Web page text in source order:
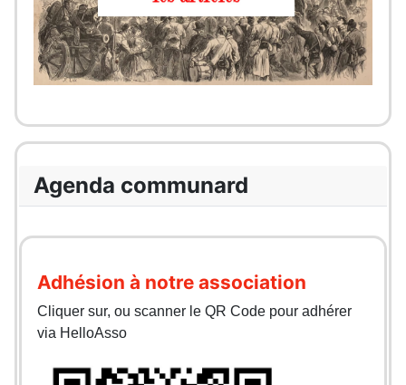
Agenda communard
Adhésion à notre association
Cliquer sur, ou scanner le QR Code pour adhérer
via HelloAsso